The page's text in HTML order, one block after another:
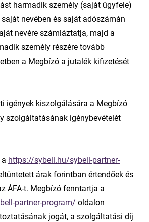
harmadik személy (saját ügyfele)
nevében és saját adószámán
nevére számláztatja, majd a
személy részére tovább
a Megbízó a jutalék kifizetését
igények kiszolgálására a Megbízó
szolgáltatásának igénybevételét
https://sybell.hu/sybell-partner-
árak forintban értendőek és
ÁFA-t. Megbízó fenntartja a
partner-program/ oldalon
jogát, a szolgáltatási díj